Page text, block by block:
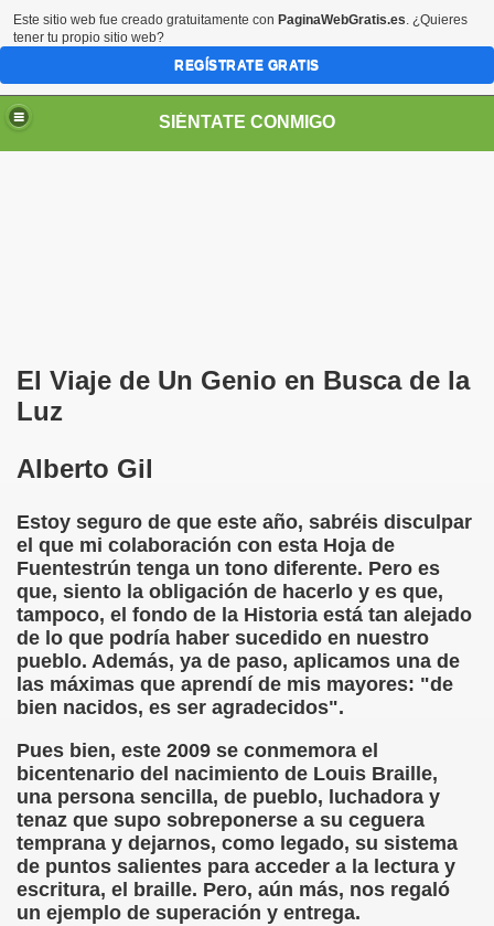
SIÉNTATE CONMIGO
El Viaje de Un Genio en Busca de la
Luz
Alberto Gil
Estoy seguro de que este año, sabréis disculpar
el que mi colaboración con esta Hoja de
Fuentestrún tenga un tono diferente. Pero es
que, siento la obligación de hacerlo y es que,
tampoco, el fondo de la Historia está tan alejado
de lo que podría haber sucedido en nuestro
pueblo. Además, ya de paso, aplicamos una de
las máximas que aprendí de mis mayores: "de
bien nacidos, es ser agradecidos".
Pues bien, este 2009 se conmemora el
bicentenario del nacimiento de Louis Braille,
una persona sencilla, de pueblo, luchadora y
tenaz que supo sobreponerse a su ceguera
temprana y dejarnos, como legado, su sistema
de puntos salientes para acceder a la lectura y
escritura, el braille. Pero, aún más, nos regaló
un ejemplo de superación y entrega.
(Pedro Zurita)
los Ciegos (Pablo Madrid Herruzo)
Bejarano)
León (Juan José Miñana)
a Charles Barbier (Pablo Madrid Herruzo)
Sus Precios (Pedro Zurita)
de l'Adolescència en Nois-es Cecs i Deficients
a Desarrollar CRE Joan Amades ONCE, 1990 (Miquel
en Peligro de Extinción (Eutiquio Cabrerizo)
Este sitio web fue creado gratuitamente con PaginaWebGratis.es. ¿Quieres
tener tu propio sitio web?
REGÍSTRATE GRATIS